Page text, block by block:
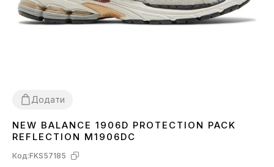
Додати
3637 3839404142 4344 45
NEW BALANCE 1906D PROTECTION PACK
REFLECTION M1906DC
Код:FKS57185